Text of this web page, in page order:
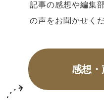
記事の感想や編集
の声をお聞かせく
感想・